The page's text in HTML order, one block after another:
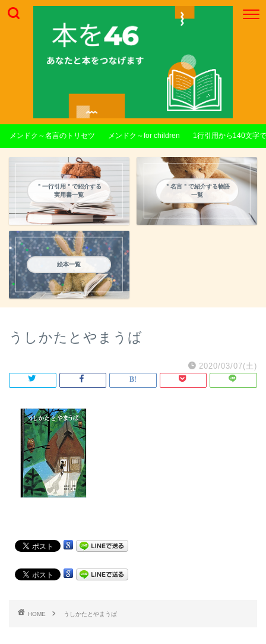
メンドク～名言のトリセツ メンドク～for children 1行引用から140文字
＂一行引用＂で紹介する
実用書一覧
＂名言＂で紹介する物語
一覧
絵本一覧
うしかたとやまうば
2020/03/07(土)
HOME うしかたとやまうば